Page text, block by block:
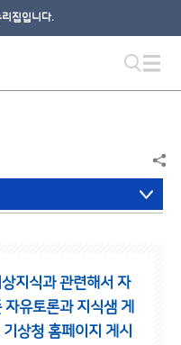
집입니다.
지식과 관련해서 자
자유토론과 지식샘 게
기상청 홈페이지 게시